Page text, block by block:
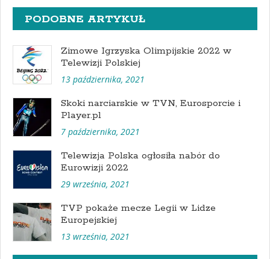
PODOBNE ARTYKUŁ
Zimowe Igrzyska Olimpijskie 2022 w
Telewizji Polskiej
13 października, 2021
Skoki narciarskie w TVN, Eurosporcie i
Player.pl
7 października, 2021
Telewizja Polska ogłosiła nabór do
Eurowizji 2022
29 września, 2021
TVP pokaże mecze Legii w Lidze
Europejskiej
13 września, 2021